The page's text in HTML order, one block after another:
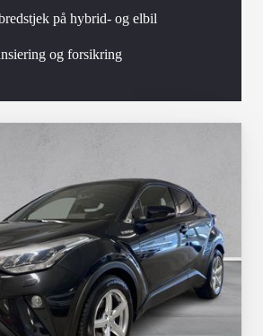
på hybrid- og elbil
og forsikring